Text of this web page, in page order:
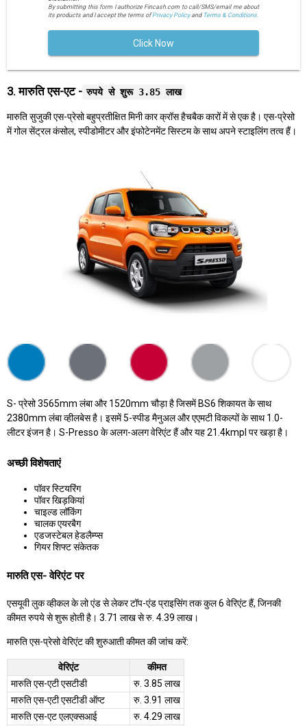
By submitting this form I authorize Fincash.com to call/SMS/email me about
its products and I accept the terms ofPrivacy Policyand Terms & Conditions.
Click Now
3. मारुति एस-एट - रुपये से शुरू 3.85 लाख
मारुति सुजुकी एस-प्रेसो बहुप्रतीक्षित मिनी कार क्रॉस हैचबैक कारों में से एक है। एस-प्रेसो
में गोल सेंट्रल कंसोल, स्पीडोमीटर और इंफोटेनमेंट सिस्टम के साथ अपने स्टाइलिंग तत्व हैं।
S- प्रेसो 3565mm लंबा और 1520mm चौड़ा है जिसमें BS6 शिकायत के साथ
2380mm लंबा व्हीलबेस है। इसमें 5-स्पीड मैनुअल और एएमटी विकल्पों के साथ 1.0-
लीटर इंजन है। S-Presso के अलग-अलग वेरिएंट हैं और यह 21.4kmpl पर खड़ा है।
अच्छी विशेषताएं
पॉवर स्टियरिंग
पॉवर खिड़कियां
चाइल्ड लॉकिंग
चालक एयरबैग
एडजस्टेबल हेडलैम्प्स
गियर शिफ्ट संकेतक
मारुति एस- वेरिएंट पर
एसयूवी लुक व्हीकल के लो एंड से लेकर टॉप-एंड प्राइसिंग तक कुल 6 वेरिएंट हैं, जिनकी
कीमत रुपये से शुरू होती है। 3.71 लाख से रु. 4.39 लाख।
मारुति एस-प्रेसो वेरिएंट की शुरुआती कीमत की जांच करें:
वेरिएंट
कीमत
मारुति एस-एटी एसटीडी
रु. 3.85 लाख
मारुति एस-एटी एसटीडी ऑप्ट
रु. 3.91 लाख
मारुति एस-एट एलएक्सआई
रु. 4.29 लाख